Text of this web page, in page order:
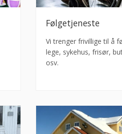
Følgetjeneste
Vi trenger frivillige til å
lege, sykehus, frisør,
osv.